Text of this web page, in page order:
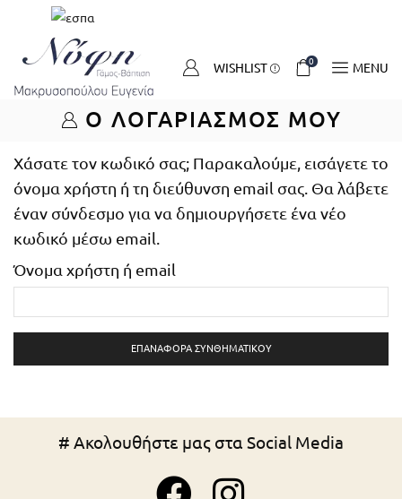
WISHLIST 0 MENU
Ο ΛΟΓΑΡΙΑΣΜΌΣ ΜΟΥ
Χάσατε τον κωδικό σας; Παρακαλούμε, εισάγετε το
όνομα χρήστη ή τη διεύθυνση email σας. Θα λάβετε
έναν σύνδεσμο για να δημιουργήσετε ένα νέο
κωδικό μέσω email.
Όνομα χρήστη ή email
ΕΠΑΝΑΦΟΡΆ ΣΥΝΘΗΜΑΤΙΚΟΎ
# Ακολουθήστε μας στα Social Media